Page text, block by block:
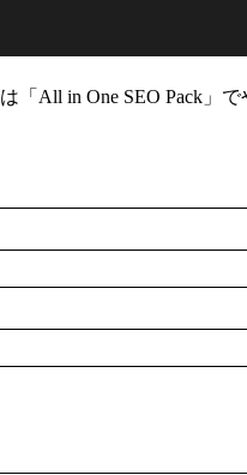
All in One SEO Pack」